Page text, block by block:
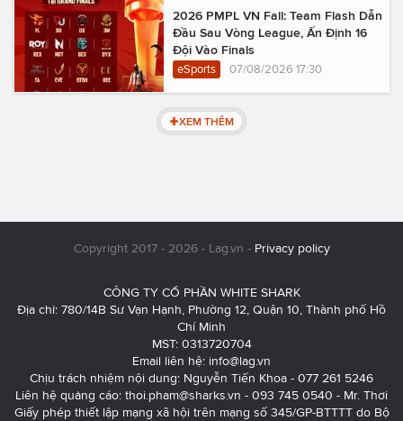
2026 PMPL VN Fall: Team Flash Dẫn
Đầu Sau Vòng League, Ấn Định 16
Đội Vào Finals
eSports 07/08/2026 17:30
XEM THÊM
Copyright 2017 - 2026 - Lag.vn - Privacy policy
CÔNG TY CỔ PHẦN WHITE SHARK
Địa chỉ: 780/14B Sư Vạn Hạnh, Phường 12, Quận 10, Thành phố Hồ
Chí Minh
MST: 0313720704
Email liên hệ: info@lag.vn
Chịu trách nhiệm nội dung: Nguyễn Tiến Khoa - 077 261 5246
Liên hệ quảng cáo: thoi.pham@sharks.vn - 093 745 0540 - Mr. Thơi
Giấy phép thiết lập mạng xã hội trên mạng số 345/GP-BTTTT do Bộ